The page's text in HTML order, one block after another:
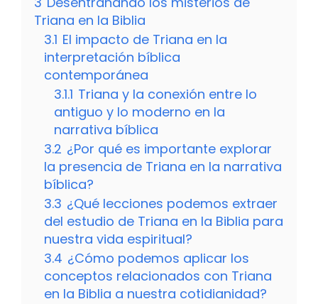
Triana en la Biblia
3.1 El impacto de Triana en la
interpretación bíblica
contemporánea
3.1.1 Triana y la conexión entre lo
antiguo y lo moderno en la
narrativa bíblica
3.2 ¿Por qué es importante explorar
la presencia de Triana en la narrativa
bíblica?
3.3 ¿Qué lecciones podemos extraer
del estudio de Triana en la Biblia para
nuestra vida espiritual?
3.4 ¿Cómo podemos aplicar los
conceptos relacionados con Triana
en la Biblia a nuestra cotidianidad?